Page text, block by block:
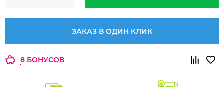
ЗАКАЗ В ОДИН КЛИК
8 БОНУСОВ